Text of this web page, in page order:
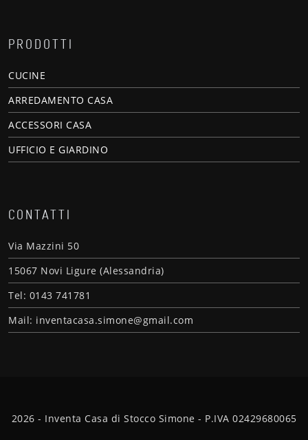
PRODOTTI
CUCINE
ARREDAMENTO CASA
ACCESSORI CASA
UFFICIO E GIARDINO
CONTATTI
Via Mazzini 50
15067 Novi Ligure (Alessandria)
Tel: 0143 741781
Mail: inventacasa.simone@gmail.com
2026 - Inventa Casa di Stocco Simone - P.IVA 02429680065